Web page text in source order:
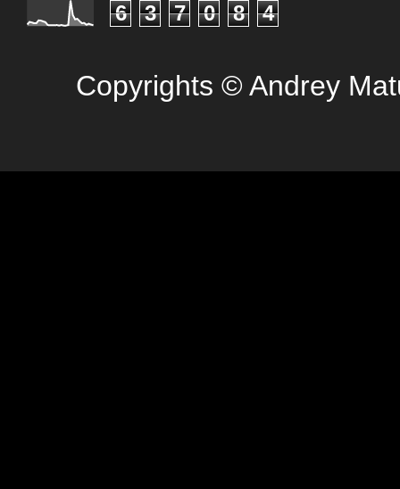
6 3 7 0 8 4
Copyrights © Andrey